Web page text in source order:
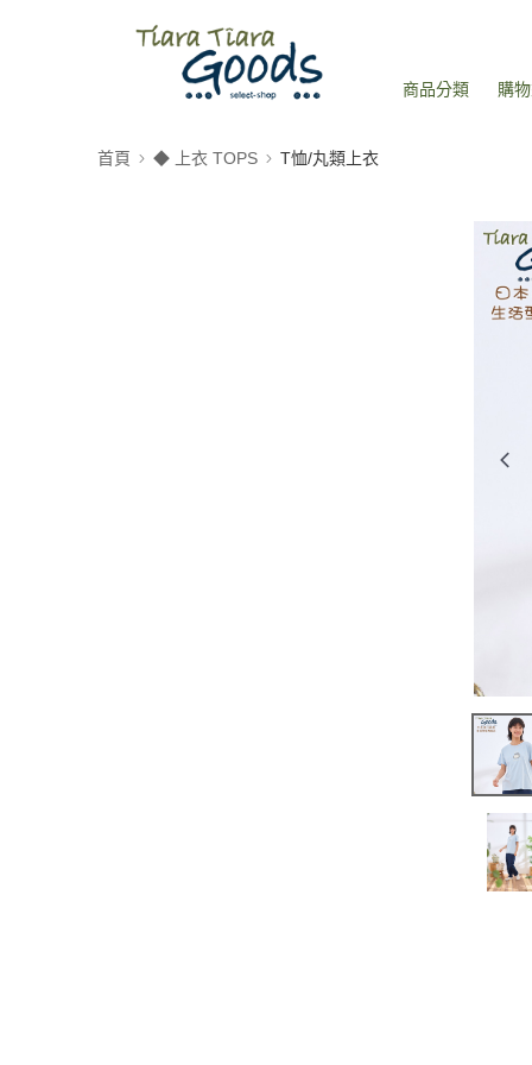
商品分類 購
首頁 ◆ 上衣 TOPS T恤/丸類上衣